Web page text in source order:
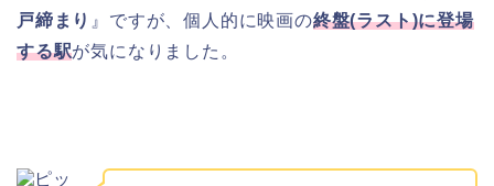
戸締まり 』ですが、個人的に映画の終盤(ラスト)に登場
する駅が気になりました。